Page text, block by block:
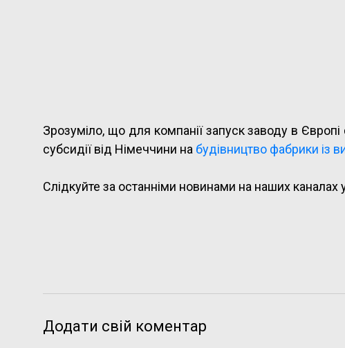
Зрозуміло, що для компанії запуск заводу в
субсидії від Німеччини на будівництво фабрики із
Слідкуйте за останніми новинами на наших каналах
Додати свій коментар